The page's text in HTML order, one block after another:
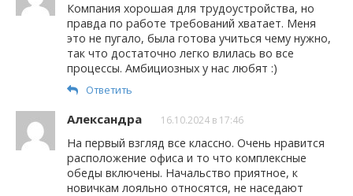
Компания хорошая для трудоустройства, но
правда по работе требований хватает. Меня
это не пугало, была готова учиться чему нужно,
так что достаточно легко влилась во все
процессы. Амбициозных у нас любят :)
Ответить
Александра 16.10.2024 в 17:46
На первый взгляд все классно. Очень нравится
расположение офиса и то что комплексные
обеды включены. Начальство приятное, к
новичкам лояльно относятся, не наседают